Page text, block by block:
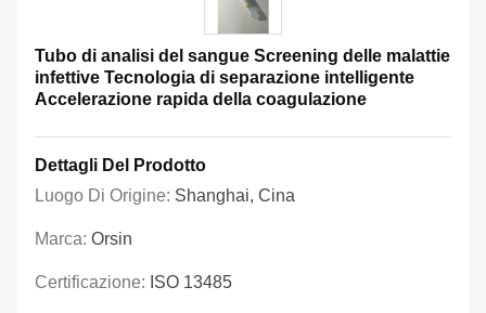
Tubo di analisi del sangue Screening delle malattie
infettive Tecnologia di separazione intelligente
Accelerazione rapida della coagulazione
Dettagli Del Prodotto
Luogo Di Origine: Shanghai, Cina
Marca: Orsin
Certificazione: ISO 13485